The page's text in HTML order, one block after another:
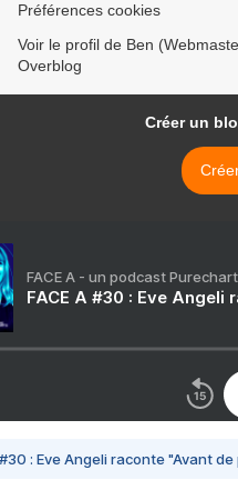
Préférences cookies
Voir le profil de Ben
Overblog
Créer un
FACE A - un podcast
FACE A #30 : Eve
#30 : Eve Angeli raconte "Avant